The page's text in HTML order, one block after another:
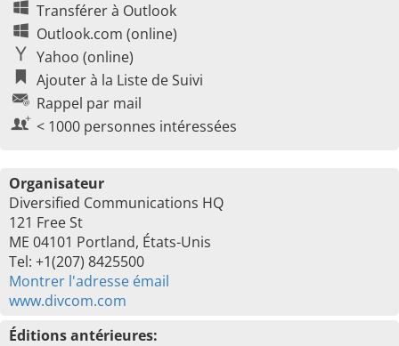
Transférer à Outlook
Outlook.com (online)
Yahoo (online)
Ajouter à la Liste de Suivi
Rappel par mail
< 1000 personnes intéressées
Organisateur
Diversified Communications HQ
121 Free St
ME 04101 Portland, États-Unis
Tel: +1(207) 8425500
Montrer l'adresse émail
www.divcom.com
Éditions antérieures: